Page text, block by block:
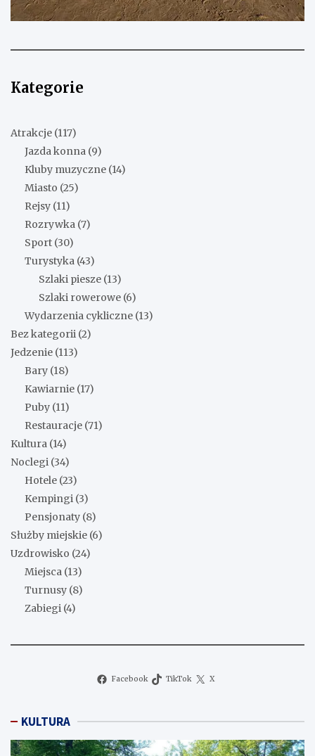
Kategorie
Atrakcje (117)
Jazda konna (9)
Kluby muzyczne (14)
Miasto (25)
Rejsy (11)
Rozrywka (7)
Sport (30)
Turystyka (43)
Szlaki piesze (13)
Szlaki rowerowe (6)
Wydarzenia cykliczne (13)
Bez kategorii (2)
Jedzenie (113)
Bary (18)
Kawiarnie (17)
Puby (11)
Restauracje (71)
Kultura (14)
Noclegi (34)
Hotele (23)
Kempingi (3)
Pensjonaty (8)
Służby miejskie (6)
Uzdrowisko (24)
Miejsca (13)
Turnusy (8)
Zabiegi (4)
Facebook TikTok X
KULTURA